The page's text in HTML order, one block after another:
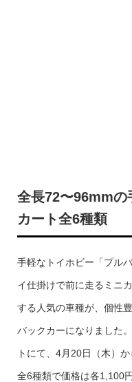
全長72〜96mmの
カート全6種類
手軽なトイホビー「プル
イ仕掛けで前に走るミニ
する人気の車種が、個性
バックカーになりました
トにて、4月20日（木）か
全6種類で価格は各1,100